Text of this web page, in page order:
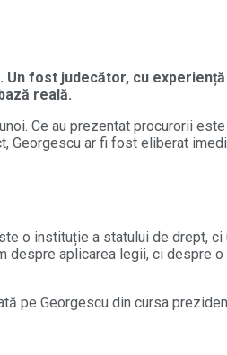
fost judecător, cu
reală.
Ce au prezentat procurorii
ar fi fost eliberat
o instituție a statului de drept,
despre aplicarea legii, ci despre
Georgescu din cursa